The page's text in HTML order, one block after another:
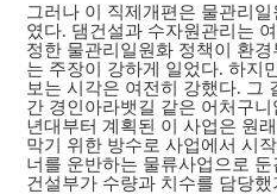
그러나 이 직제개편은 물관리
였다. 댐건설과 수자원관리는
정한 물관리일원화 정책이 환
는 주장이 강하게 일었다. 하지
보는 시각은 여전히 강했다. 그
간 경인아라뱃길 같은 어처구
년대부터 계획된 이 사업은 원
막기 위한 방수로 사업에서 시
너를 운반하는 물류사업으로
건설부가 수량과 치수를 담당했